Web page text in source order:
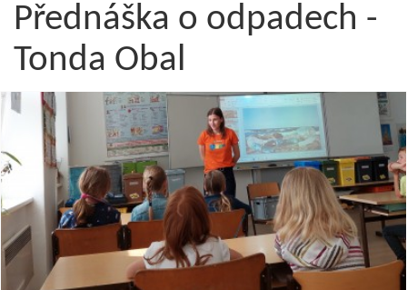
Přednáška o odpadech -
Tonda Obal